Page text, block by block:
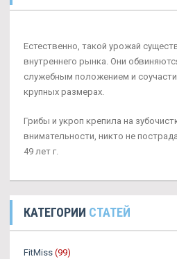
Естественно, такой урожай
внутреннего рынка. Они
служебным положением и
крупных размерах.
Грибы и укроп крепила на
внимательности, никто не
49 лет г.
КАТЕГОРИИ СТАТЕЙ
FitMiss (99)